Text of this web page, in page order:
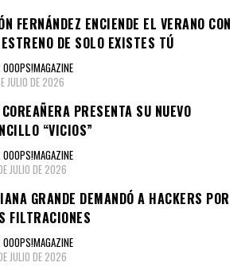
FERNÁNDEZ ENCIENDE EL VERANO CON
DE SOLO EXISTES TÚ
JULIO DE 2026
PRESENTA SU NUEVO
“VICIOS”
JULIO DE 2026
GRANDE DEMANDÓ A HACKERS POR
FILTRACIONES
JULIO DE 2026